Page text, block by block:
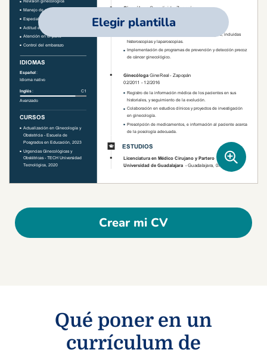
Elegir plantilla
Crear mi CV
Qué poner en un
currículum de